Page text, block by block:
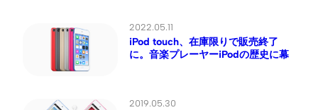
2022.05.11
iPod touch、在庫限りで販売終了
に。音楽プレーヤーiPodの歴史に幕
2019.05.30